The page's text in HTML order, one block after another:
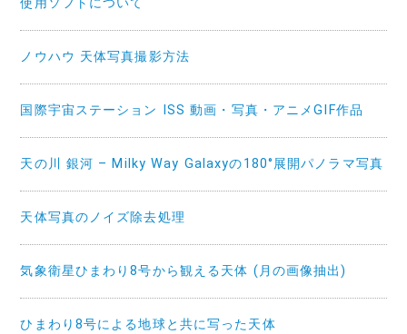
使用ソフトについて
ノウハウ 天体写真撮影方法
国際宇宙ステーション ISS 動画・写真・アニメGIF作品
天の川 銀河 – Milky Way Galaxyの180°展開パノラマ写真
天体写真のノイズ除去処理
気象衛星ひまわり8号から観える天体 (月の画像抽出)
ひまわり8号による地球と共に写った天体